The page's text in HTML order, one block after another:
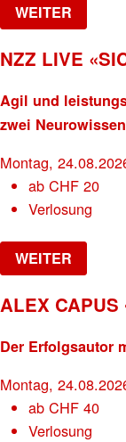
WEITER
NZZ LIVE
Agil und
zwei
Montag,
abCHF 20
Verlosung
WEITER
ALEX CAPUS
Der Erfolgsautor
Montag,
abCHF 40
Verlosung